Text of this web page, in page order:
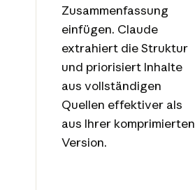
Zusammenfassung
einfügen. Claude
extrahiert die Struktur
und priorisiert Inhalte
aus vollständigen
Quellen effektiver als
aus Ihrer komprimierten
Version.